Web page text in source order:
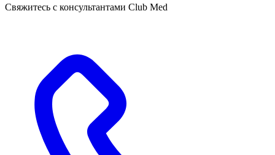
Свяжитесь с консультантами Club Med